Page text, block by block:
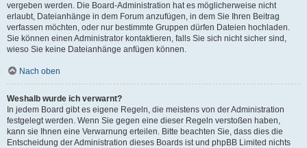
vergeben werden. Die Board-Administration hat es möglicherweise nicht
erlaubt, Dateianhänge in dem Forum anzufügen, in dem Sie Ihren Beitrag
verfassen möchten, oder nur bestimmte Gruppen dürfen Dateien hochladen.
Sie können einen Administrator kontaktieren, falls Sie sich nicht sicher sind,
wieso Sie keine Dateianhänge anfügen können.
Nach oben
Weshalb wurde ich verwarnt?
In jedem Board gibt es eigene Regeln, die meistens von der Administration
festgelegt werden. Wenn Sie gegen eine dieser Regeln verstoßen haben,
kann sie Ihnen eine Verwarnung erteilen. Bitte beachten Sie, dass dies die
Entscheidung der Administration dieses Boards ist und phpBB Limited nichts